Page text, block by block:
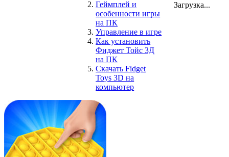
Загрузка...
Геймплей и
особенности игры
на ПК
Управление в игре
Как установить
Фиджет Тойс 3Д
на ПК
Скачать Fidget
Toys 3D на
компьютер